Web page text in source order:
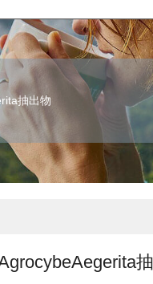
抽出物